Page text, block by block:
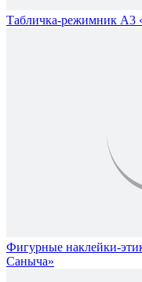
Табличка-режимник
Фигурные наклейки-
Саныча»